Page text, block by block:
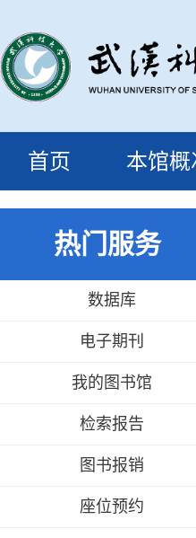
首页 本馆概
热门服务
数据库
电子期刊
我的图书馆
检索报告
图书报销
座位预约